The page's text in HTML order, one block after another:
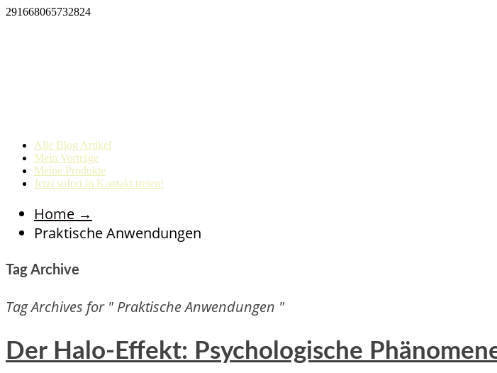
291668065732824
Alle Blog Artikel
Mein Vorträge
Meine Produkte
Jetzt sofort in Kontakt treten!
Home →
Praktische Anwendungen
Tag Archive
Tag Archives for " Praktische Anwendungen "
Der Halo-Effekt: Psychologische